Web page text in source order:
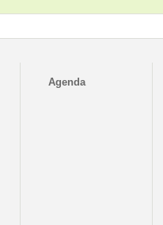
Agenda